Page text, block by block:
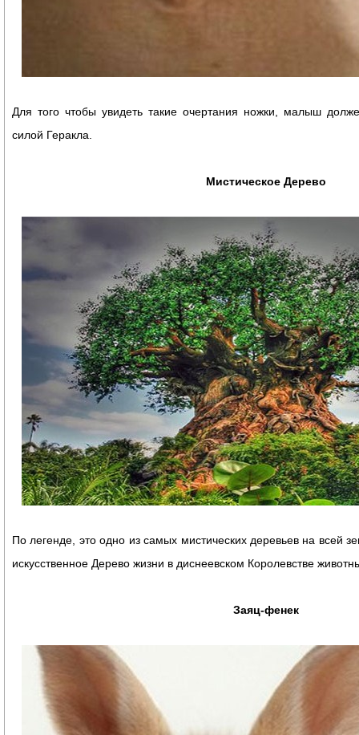
Для того чтобы увидеть такие очертания ножки, малыш
силой Геракла.
Мистическое Дерево
По легенде, это одно из самых мистических деревьев на всей
искусственное Дерево жизни в диснеевском Королевстве
Заяц-фенек